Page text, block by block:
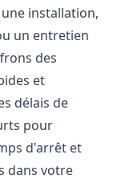
installation,
un entretien
des
et
délais de
pour
d'arrêt et
dans votre